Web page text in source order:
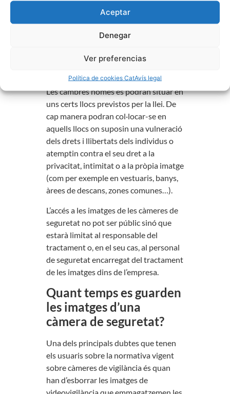
Aceptar
Denegar
Ver preferencias
Política de cookies CatAvís legal
proporcionalitat.
El que sí que és d’obligat empleno és
informar els interessats sobre l’ús de
col·locació de cartells informatius, per
Les cambres només es podran situar en
uns certs llocs previstos per la llei. De
cap manera podran col·locar-se en
aquells llocs on suposin una vulneració
dels drets i llibertats dels individus o
atemptin contra el seu dret a la
privacitat, intimitat o a la pròpia imatge
(com per exemple en vestuaris, banys,
àrees de descans, zones comunes…).
L’accés a les imatges de les càmeres de
seguretat no pot ser públic sinó que
estarà limitat al responsable del
tractament o, en el seu cas, al personal
de seguretat encarregat del tractament
de les imatges dins de l’empresa.
Quant temps es guarden
les imatges d’una
càmera de seguretat?
Una dels principals dubtes que tenen
els usuaris sobre la normativa vigent
sobre càmeres de vigilància és quan
han d’esborrar les imatges de